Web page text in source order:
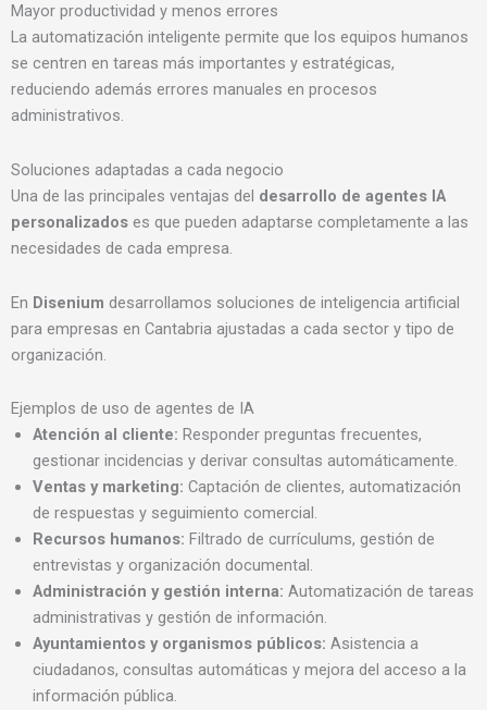
Mayor productividad y menos errores
La automatización inteligente permite que los equipos humanos
se centren en tareas más importantes y estratégicas,
reduciendo además errores manuales en procesos
administrativos.
Soluciones adaptadas a cada negocio
Una de las principales ventajas del desarrollo de agentes IA
personalizados es que pueden adaptarse completamente a las
necesidades de cada empresa.
En Disenium desarrollamos soluciones de inteligencia artificial
para empresas en Cantabria ajustadas a cada sector y tipo de
organización.
Ejemplos de uso de agentes de IA
Atención al cliente: Responder preguntas frecuentes,
gestionar incidencias y derivar consultas automáticamente.
Ventas y marketing: Captación de clientes, automatización
de respuestas y seguimiento comercial.
Recursos humanos: Filtrado de currículums, gestión de
entrevistas y organización documental.
Administración y gestión interna: Automatización de tareas
administrativas y gestión de información.
Ayuntamientos y organismos públicos: Asistencia a
ciudadanos, consultas automáticas y mejora del acceso a la
información pública.